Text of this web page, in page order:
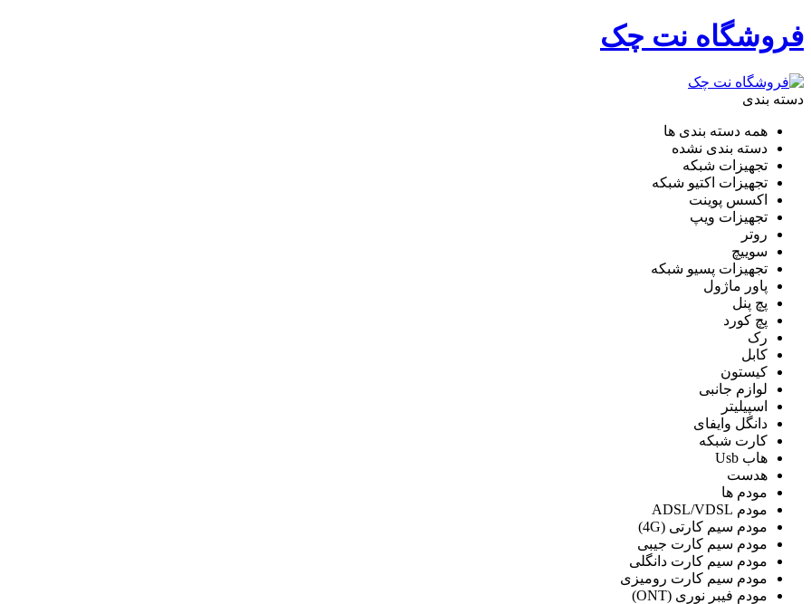
فروشگاه نت چک
دسته بندی
همه دسته بندی ها
دسته بندی نشده
تجهیزات شبکه
تجهیزات اکتیو شبکه
اکسس پوینت
تجهیزات ویپ
روتر
سوییچ
تجهیزات پسیو شبکه
پاور ماژول
پچ پنل
پچ کورد
رک
کابل
کیستون
لوازم جانبی
اسپیلیتر
دانگل وایفای
کارت شبکه
هاب Usb
هدست
مودم ها
مودم ADSL/VDSL
مودم سیم کارتی (4G)
مودم سیم کارت جیبی
مودم سیم کارت دانگلی
مودم سیم کارت رومیزی
مودم فیبر نوری (ONT)